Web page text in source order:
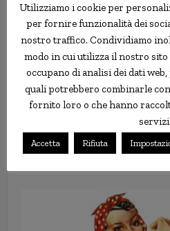
Questi uccelli infatti imparano le
della loro specie, proprio come i
non riescono ad ascoltare le
adottare il melodie di altre specie
non attirano le femmine della loro
possibilità di riprodursi
canto estinzione natura
Utilizziamo i cookie per
per fornire funzionalità dei
nostro traffico. Condividiamo
modo in cui utilizza il nostro
occupano di analisi dei dati
quali potrebbero combinarle
fornito loro o che hanno
servizi.
Accetta Rifiuta